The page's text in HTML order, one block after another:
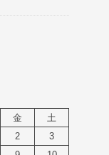
金
土
2
3